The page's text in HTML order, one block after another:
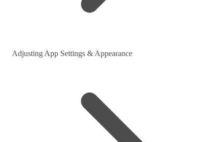
Adjusting App Settings & Appearance